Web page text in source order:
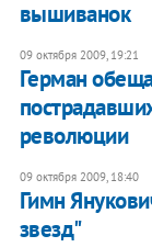
вышиванок
09 октября 2009, 19:21
Герман
революции
09 октября 2009, 18:40
Гимн
звезд"